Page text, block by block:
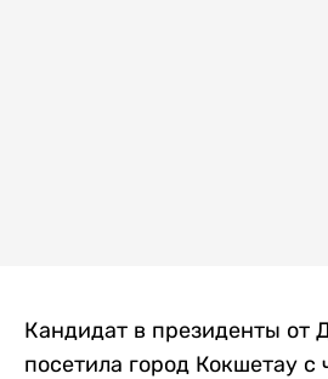
Кандидат в президенты от
посетила город Кокшетау с